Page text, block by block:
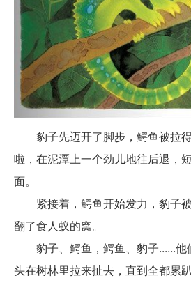
豹子先迈开了脚步，鳄鱼被拉
啦，在泥潭上一个劲儿地往后退，
面。
紧接着，鳄鱼开始发力，豹子
翻了食人蚁的窝。
豹子、鳄鱼，鳄鱼、豹子......他
头在树林里拉来扯去，直到全都累趴